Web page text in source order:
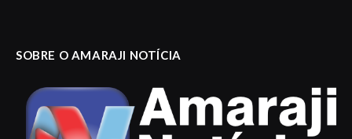
SOBRE O AMARAJI NOTÍCIA